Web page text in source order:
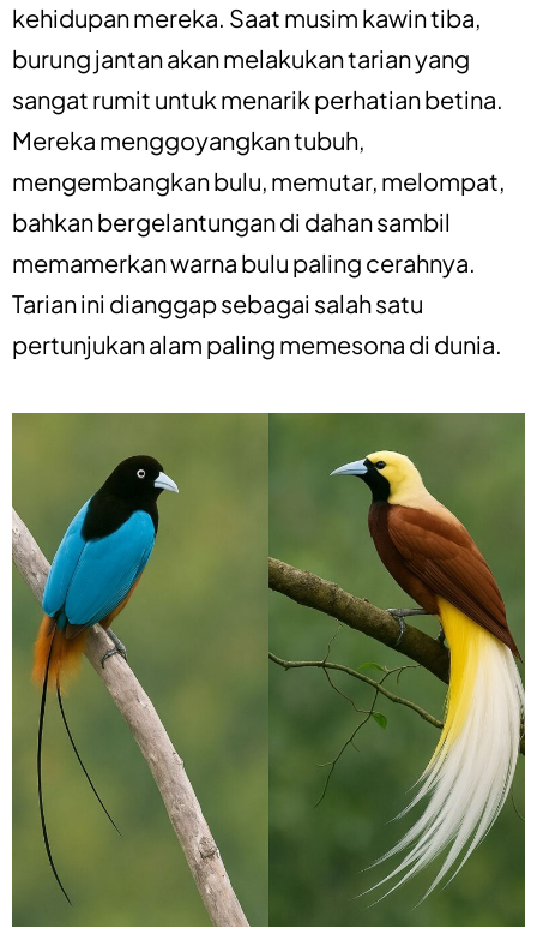
kehidupan mereka. Saat musim kawin tiba,
burung jantan akan melakukan tarian yang
sangat rumit untuk menarik perhatian betina.
Mereka menggoyangkan tubuh,
mengembangkan bulu, memutar, melompat,
bahkan bergelantungan di dahan sambil
memamerkan warna bulu paling cerahnya.
Tarian ini dianggap sebagai salah satu
pertunjukan alam paling memesona di dunia.